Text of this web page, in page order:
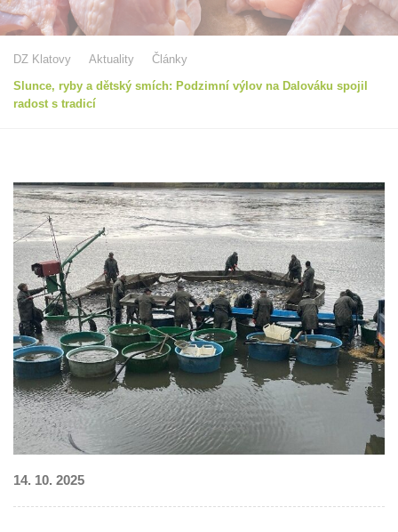
DZ Klatovy Aktuality
Články
Slunce, ryby a dětský smích: Podzimní výlov na Dalováku spojil
radost s tradicí
14. 10. 2025